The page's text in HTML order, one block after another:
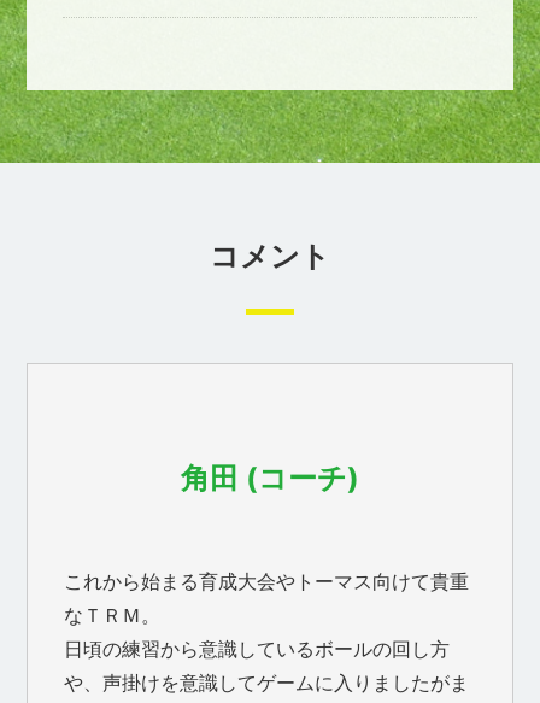
コメント
角田 (コーチ)
これから始まる育成大会やトーマス向けて貴重
なＴＲＭ。
日頃の練習から意識しているボールの回し方
や、声掛けを意識してゲームに入りましたがま